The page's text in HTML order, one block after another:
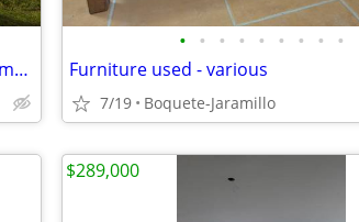
Looking for paradise? Dream plots and homes in Las Lajas (Chiriquí, Pa
• • • • • • • • •
Furniture used - various
7/19 Boquete-Jaramillo
$289,000